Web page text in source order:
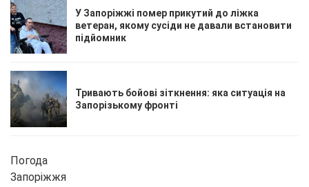
У Запоріжжі помер прикутий до ліжка
ветеран, якому сусіди не давали встановити
підйомник
Тривають бойові зіткнення: яка ситуація на
Запорізькому фронті
Погода
Запоріжжя